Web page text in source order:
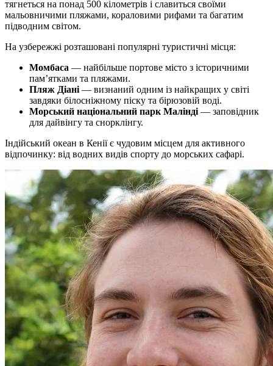
тягнеться на понад 500 кілометрів і славиться своїми
мальовничими пляжами, кораловими рифами та багатим
підводним світом.
На узбережжі розташовані популярні туристичні місця:
Момбаса — найбільше портове місто з історичними
пам’ятками та пляжами.
Пляж Діані — визнаний одним із найкращих у світі
завдяки білосніжному піску та бірюзовій воді.
Морський національний парк Малінді — заповідник
для дайвінгу та снорклінгу.
Індійський океан в Кенії є чудовим місцем для активного
відпочинку: від водних видів спорту до морських сафарі.